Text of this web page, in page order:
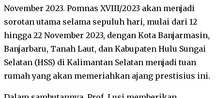
November 2023. Pomnas XVIII/2023 akan menjadi
sorotan utama selama sepuluh hari, mulai dari 12
hingga 22 November 2023, dengan Kota Banjarmasin,
Banjarbaru, Tanah Laut, dan Kabupaten Hulu Sungai
Selatan (HSS) di Kalimantan Selatan menjadi tuan
rumah yang akan memeriahkan ajang prestisius ini.